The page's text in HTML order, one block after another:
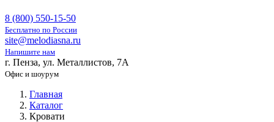
8 (800) 550-15-50
Бесплатно по России
site@melodiasna.ru
Напишите нам
г. Пенза, ул. Металлистов, 7А
Офис и шоурум
Главная
Каталог
Кровати